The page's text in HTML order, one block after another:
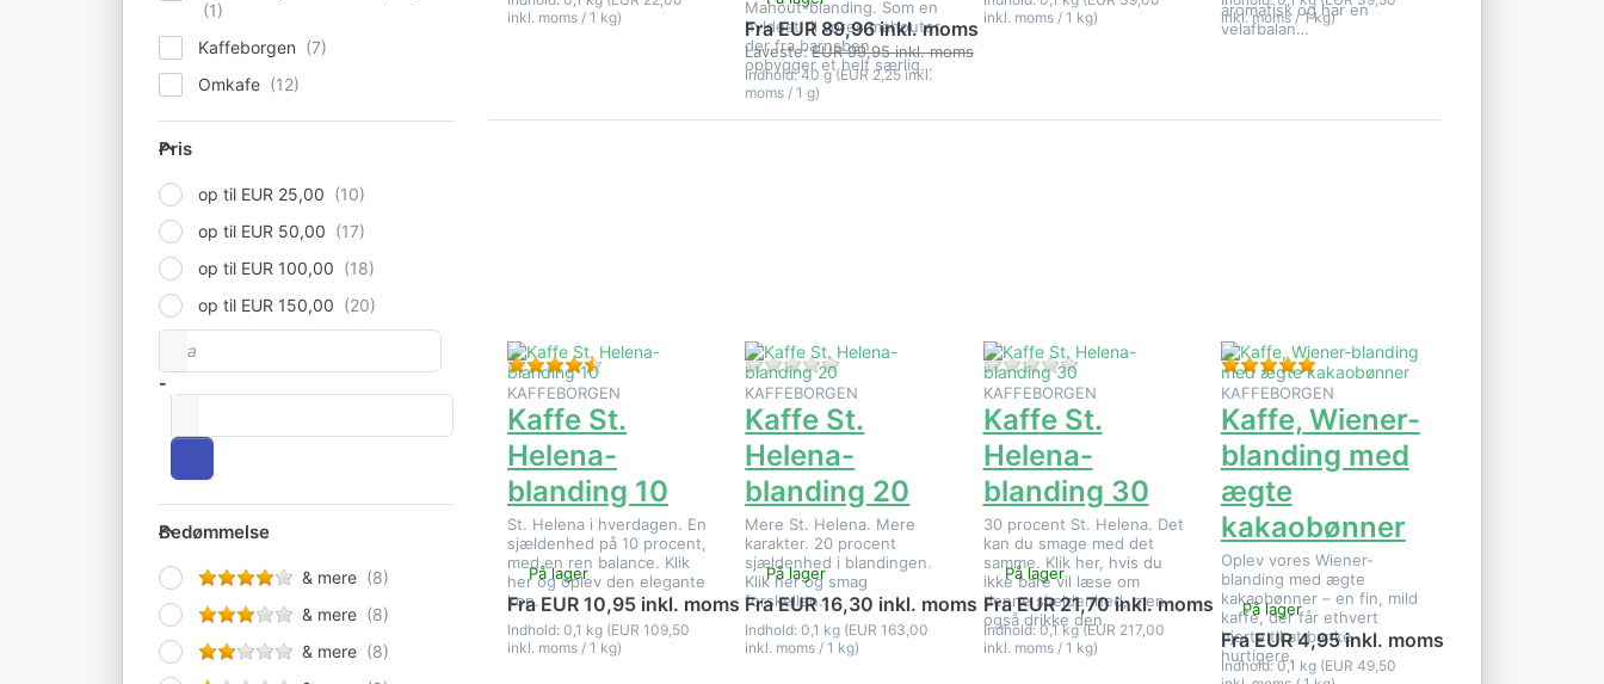
Kaffeborgen
Omkafe
Pris
Pris
op til EUR 25,00
op til EUR 50,00
op til EUR 100,00
op til EUR 150,00
Prisinterval
-
Bedømmelse
Bedømmelse
& mere
& mere
& mere
inkl. moms / 1 kg)
Mahout-blanding. Som en
hyldest til vores mahouter,
der fra barnsben
opbygger et helt særlig…
Fra EUR 89,96 inkl. moms
Laveste:EUR 99,95 inkl. moms
Indhold: 40 g (EUR 2,25 inkl.
moms / 1 g)
inkl. moms / 1 kg)
aromatisk og har en
velafbalan…
inkl. moms / 1 kg)
Bedømmelse: 4 fra 5 stjerner. 2 Anmeldelser.
KAFFEBORGEN
Kaffe St.
Helena-
blanding 10
St. Helena i hverdagen. En
sjældenhed på 10 procent,
med en ren balance. Klik
her og oplev den elegante
kop.
På lager
Fra EUR 10,95 inkl. moms
Indhold: 0,1 kg (EUR 109,50
inkl. moms / 1 kg)
Der er endnu ingen anmeldelser af dette produkt.
KAFFEBORGEN
Kaffe St.
Helena-
blanding 20
Mere St. Helena. Mere
karakter. 20 procent
sjældenhed i blandingen.
Klik her og smag
forskellen.
På lager
Fra EUR 16,30 inkl. moms
Indhold: 0,1 kg (EUR 163,00
inkl. moms / 1 kg)
Der er endnu ingen anmeldelser af dette produkt.
KAFFEBORGEN
Kaffe St.
Helena-
blanding 30
30 procent St. Helena. Det
kan du smage med det
samme. Klik her, hvis du
ikke bare vil læse om
denne sjældenhed, men
også drikke den.
På lager
Fra EUR 21,70 inkl. moms
Indhold: 0,1 kg (EUR 217,00
inkl. moms / 1 kg)
Bedømmelse: 5 fra 5 stjerner. 2
KAFFEBORGEN
Kaffe, Wiener-
blanding med
ægte
kakaobønner
Oplev vores Wiener-
blanding med ægte
kakaobønner – en fin, mild
kaffe, der får ethvert
hjerte til at banke
hurtigere.
På lager
Fra EUR 4,95 inkl. moms
Indhold: 0,1 kg (EUR 49,50